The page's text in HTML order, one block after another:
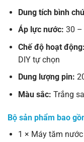
Dung tích bình
Áp lực nước: 30 –
Chế độ hoạt động:
DIY tự chọn
Dung lượng pin:
Màu sắc: Trắng
Bộ sản phẩm bao
1 × Máy tăm nước